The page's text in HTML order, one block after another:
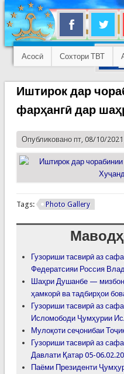
Асосӣ Сохтори ТВТ
Иштирок дар
фарҳангӣ дар
Опубликовано пт, 08/10/
Tags: Photo Gallery
Гузориши тасвирӣ аз
Федератсияи Россия
Шаҳри Душанбе —
ҳамкорӣ ва тадбирҳои
Гузориши тасвирӣ аз
Исломободи Ҷумҳурии
Мулоқоти сеҷонибаи
Гузориши тасвирӣ аз
Давлати Қатар 05-
Паёми Президенти